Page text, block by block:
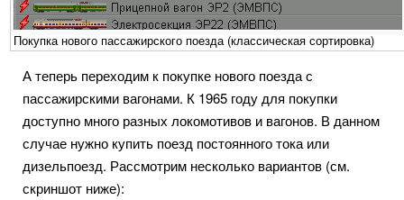
Покупка нового пассажирского поезда (классическая сортировка)
А теперь переходим к покупке нового поезда с
пассажирскими вагонами. К 1965 году для покупки
доступно много разных локомотивов и вагонов. В данном
случае нужно купить поезд постоянного тока или
дизельпоезд. Рассмотрим несколько вариантов (см.
скриншот ниже):